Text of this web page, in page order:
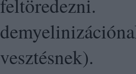
vesztésnek).